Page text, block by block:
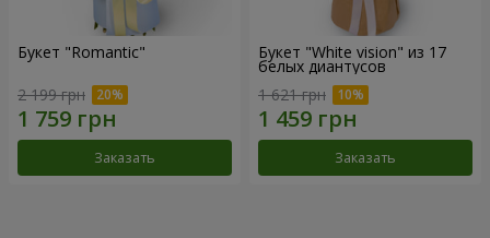
Букет "Romantic"
2 199 грн
Заказать
Букет "White vision" из 17
белых диантусов
1 621 грн
Заказать